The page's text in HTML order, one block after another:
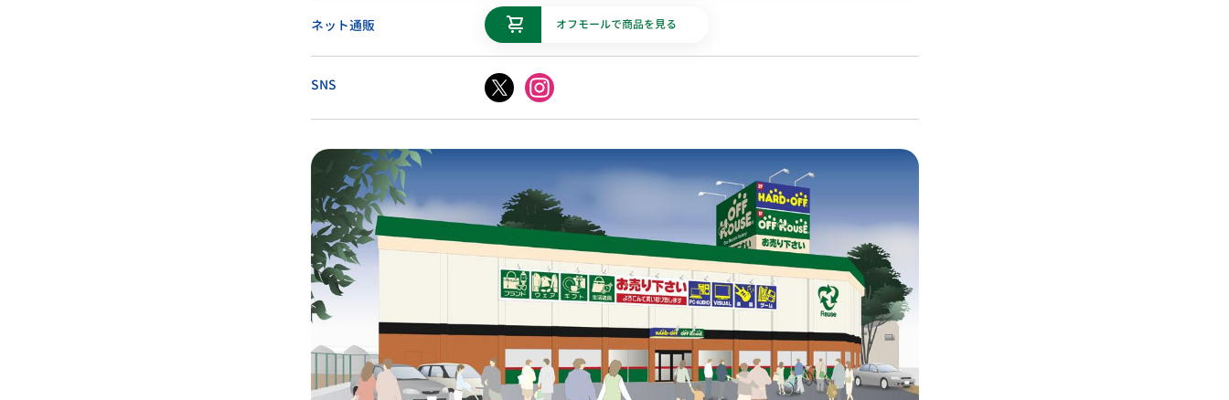
ネット通販 オフモールで商品を見る
SNS